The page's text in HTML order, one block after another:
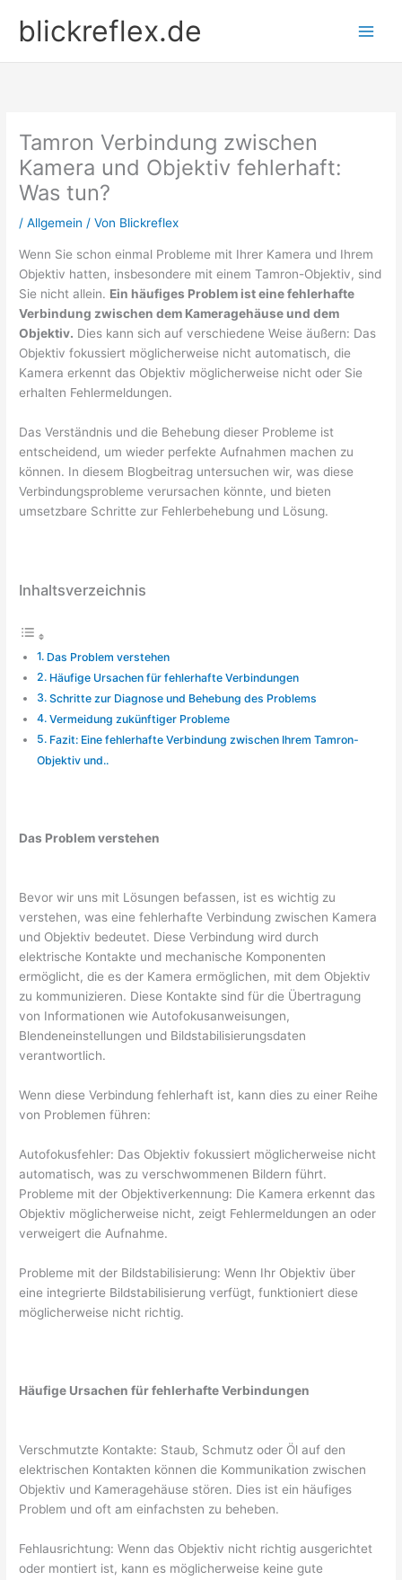
Inhaltblickreflex.de
Tamron Verbindung zwischen
Kamera und Objektiv fehlerhaft:
Was tun?
/Allgemein / Von Blickreflex
Wenn Sie schon einmal Probleme mit Ihrer Kamera und Ihrem
Objektiv hatten, insbesondere mit einem Tamron-Objektiv, sind
Sie nicht allein. Ein häufiges Problem ist eine fehlerhafte
Verbindung zwischen dem Kameragehäuse und dem
Objektiv. Dies kann sich auf verschiedene Weise äußern: Das
Objektiv fokussiert möglicherweise nicht automatisch, die
Kamera erkennt das Objektiv möglicherweise nicht oder Sie
erhalten Fehlermeldungen.
Das Verständnis und die Behebung dieser Probleme ist
entscheidend, um wieder perfekte Aufnahmen machen zu
können. In diesem Blogbeitrag untersuchen wir, was diese
Verbindungsprobleme verursachen könnte, und bieten
umsetzbare Schritte zur Fehlerbehebung und Lösung.
Inhaltsverzeichnis
Das Problem verstehen
Häufige Ursachen für fehlerhafte Verbindungen
Schritte zur Diagnose und Behebung des Problems
Vermeidung zukünftiger Probleme
Fazit: Eine fehlerhafte Verbindung zwischen Ihrem Tamron-
Objektiv und..
Das Problem verstehen
Bevor wir uns mit Lösungen befassen, ist es wichtig zu
verstehen, was eine fehlerhafte Verbindung zwischen Kamera
und Objektiv bedeutet. Diese Verbindung wird durch
elektrische Kontakte und mechanische Komponenten
ermöglicht, die es der Kamera ermöglichen, mit dem Objektiv
zu kommunizieren. Diese Kontakte sind für die Übertragung
von Informationen wie Autofokusanweisungen,
Blendeneinstellungen und Bildstabilisierungsdaten
verantwortlich.
Wenn diese Verbindung fehlerhaft ist, kann dies zu einer Reihe
von Problemen führen:
Autofokusfehler: Das Objektiv fokussiert möglicherweise nicht
automatisch, was zu verschwommenen Bildern führt.
Probleme mit der Objektiverkennung: Die Kamera erkennt das
Objektiv möglicherweise nicht, zeigt Fehlermeldungen an oder
verweigert die Aufnahme.
Probleme mit der Bildstabilisierung: Wenn Ihr Objektiv über
eine integrierte Bildstabilisierung verfügt, funktioniert diese
möglicherweise nicht richtig.
Häufige Ursachen für fehlerhafte Verbindungen
Verschmutzte Kontakte: Staub, Schmutz oder Öl auf den
elektrischen Kontakten können die Kommunikation zwischen
Objektiv und Kameragehäuse stören. Dies ist ein häufiges
Problem und oft am einfachsten zu beheben.
Fehlausrichtung: Wenn das Objektiv nicht richtig ausgerichtet
oder montiert ist, kann es möglicherweise keine gute